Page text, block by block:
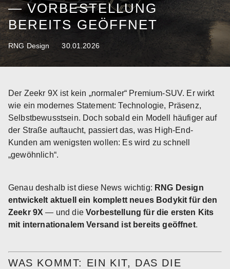
— VORBESTELLUNG
BEREITS GEÖFFNET
RNG Design 30.01.2026
Der Zeekr 9X ist kein „normaler“ Premium-SUV. Er wirkt
wie ein modernes Statement: Technologie, Präsenz,
Selbstbewusstsein. Doch sobald ein Modell häufiger auf
der Straße auftaucht, passiert das, was High-End-
Kunden am wenigsten wollen: Es wird zu schnell
„gewöhnlich“.
Genau deshalb ist diese News wichtig: RNG Design
entwickelt aktuell ein komplett neues Bodykit für den
Zeekr 9X — und dieVorbestellung für die ersten Kits
mit internationalem Versand ist bereits geöffnet.
WAS KOMMT: EIN KIT, DAS DIE